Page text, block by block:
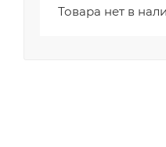
Товара нет в